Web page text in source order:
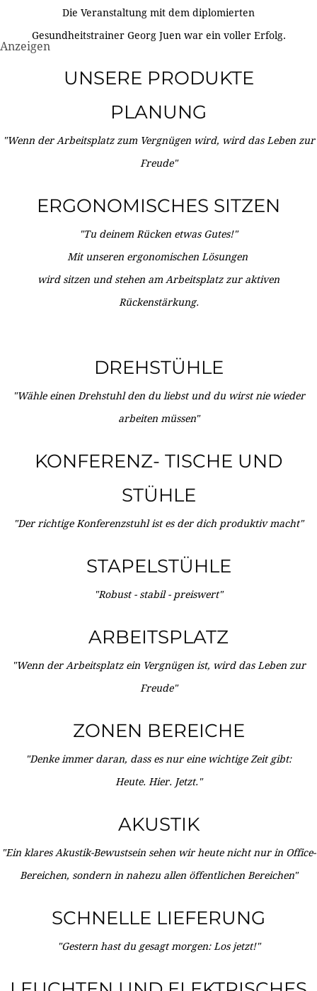
Die Veranstaltung mit dem diplomierten
Gesundheitstrainer Georg Juen war ein voller Erfolg.
Anzeigen
UNSERE PRODUKTE
PLANUNG
"Wenn der Arbeitsplatz zum Vergnügen wird, wird das Leben zur
Freude"
ERGONOMISCHES SITZEN
"Tu deinem Rücken etwas Gutes!"
Mit unseren ergonomischen Lösungen
wird sitzen und stehen am Arbeitsplatz zur aktiven
Rückenstärkung.
DREHSTÜHLE
"Wähle einen Drehstuhl den du liebst und du wirst nie wieder
arbeiten müssen"
KONFERENZ- TISCHE UND
STÜHLE
"Der richtige Konferenzstuhl ist es der dich produktiv macht"
STAPELSTÜHLE
"Robust - stabil - preiswert"
ARBEITSPLATZ
"Wenn der Arbeitsplatz ein Vergnügen ist, wird das Leben zur
Freude"
ZONEN BEREICHE
"Denke immer daran, dass es nur eine wichtige Zeit gibt:
Heute. Hier. Jetzt."
AKUSTIK
"Ein klares Akustik-Bewustsein sehen wir heute nicht nur in Office-
Bereichen, sondern in nahezu allen öffentlichen Bereichen"
SCHNELLE LIEFERUNG
"Gestern hast du gesagt morgen: Los jetzt!"